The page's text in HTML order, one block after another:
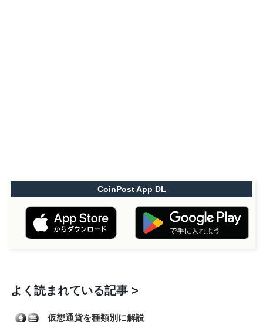
CoinPost App DL
よく読まれている記事
仮想通貨を種類別に解説